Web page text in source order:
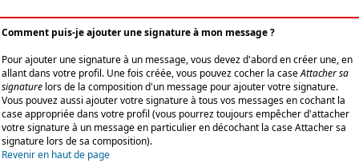
Comment puis-je ajouter une signature à mon message ?
Pour ajouter une signature à un message, vous devez d'abord en créer une, en
allant dans votre profil. Une fois créée, vous pouvez cocher la caseAttacher sa
signature lors de la composition d'un message pour ajouter votre signature.
Vous pouvez aussi ajouter votre signature à tous vos messages en cochant la
case appropriée dans votre profil (vous pourrez toujours empêcher d'attacher
votre signature à un message en particulier en décochant la case Attacher sa
signature lors de sa composition).
Revenir en haut de page